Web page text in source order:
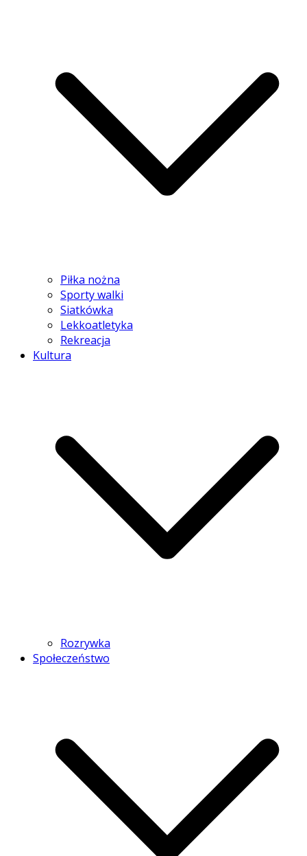
Piłka nożna
Sporty walki
Siatkówka
Lekkoatletyka
Rekreacja
Kultura
Rozrywka
Społeczeństwo